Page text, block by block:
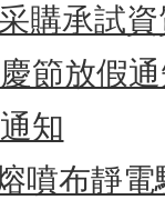
購承試
節放假
知
噴布靜電